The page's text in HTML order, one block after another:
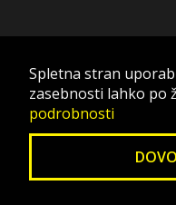
Spletna stran
zasebnosti lahko po
podrobnosti